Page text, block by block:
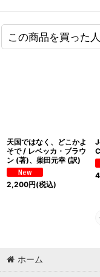
この商品を買った
天国ではなく、どこかよ
そで / レベッカ・ブラウ
ン (著)、柴田元幸 (訳)
2,200円(税込)
ホーム